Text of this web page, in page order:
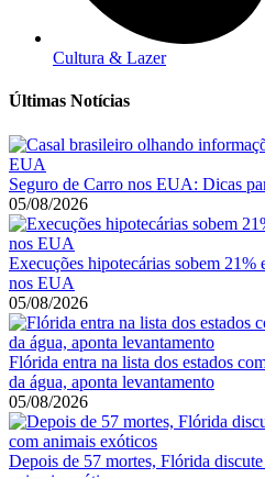
Cultura & Lazer
Últimas Notícias
Seguro de Carro nos EUA: Dicas
05/08/2026
Execuções hipotecárias sobem 21%
nos EUA
05/08/2026
Flórida entra na lista dos estados
da água, aponta levantamento
05/08/2026
Depois de 57 mortes, Flórida